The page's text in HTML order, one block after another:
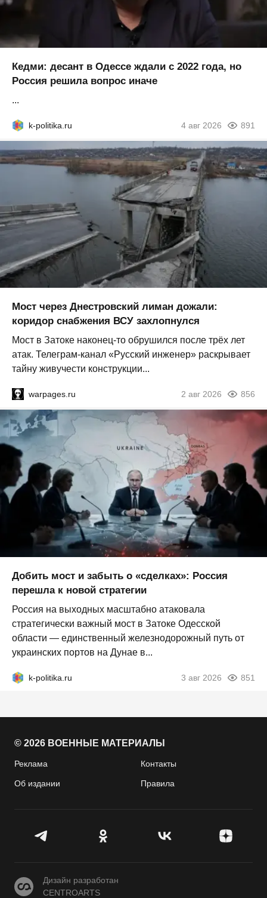
Кедми: десант в Одессе ждали с 2022 года, но
Россия решила вопрос иначе
...
k-politika.ru 4 авг 2026 891
Мост через Днестровский лиман дожали:
коридор снабжения ВСУ захлопнулся
Мост в Затоке наконец-то обрушился после трёх лет
атак. Телеграм-канал «Русский инженер» раскрывает
тайну живучести конструкции...
warpages.ru 2 авг 2026 856
Добить мост и забыть о «сделках»: Россия
перешла к новой стратегии
Россия на выходных масштабно атаковала
стратегически важный мост в Затоке Одесской
области — единственный железнодорожный путь от
украинских портов на Дунае в...
k-politika.ru 3 авг 2026 851
© 2026 ВОЕННЫЕ МАТЕРИАЛЫ
Реклама Контакты
Об издании Правила
CENTROARTS